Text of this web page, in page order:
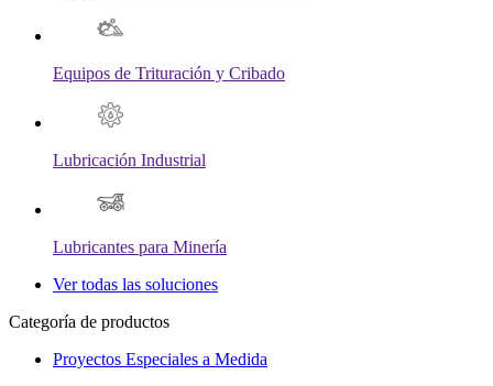
Equipos de Trituración y Cribado
Lubricación Industrial
Lubricantes para Minería
Ver todas las soluciones
Categoría de productos
Proyectos Especiales a Medida